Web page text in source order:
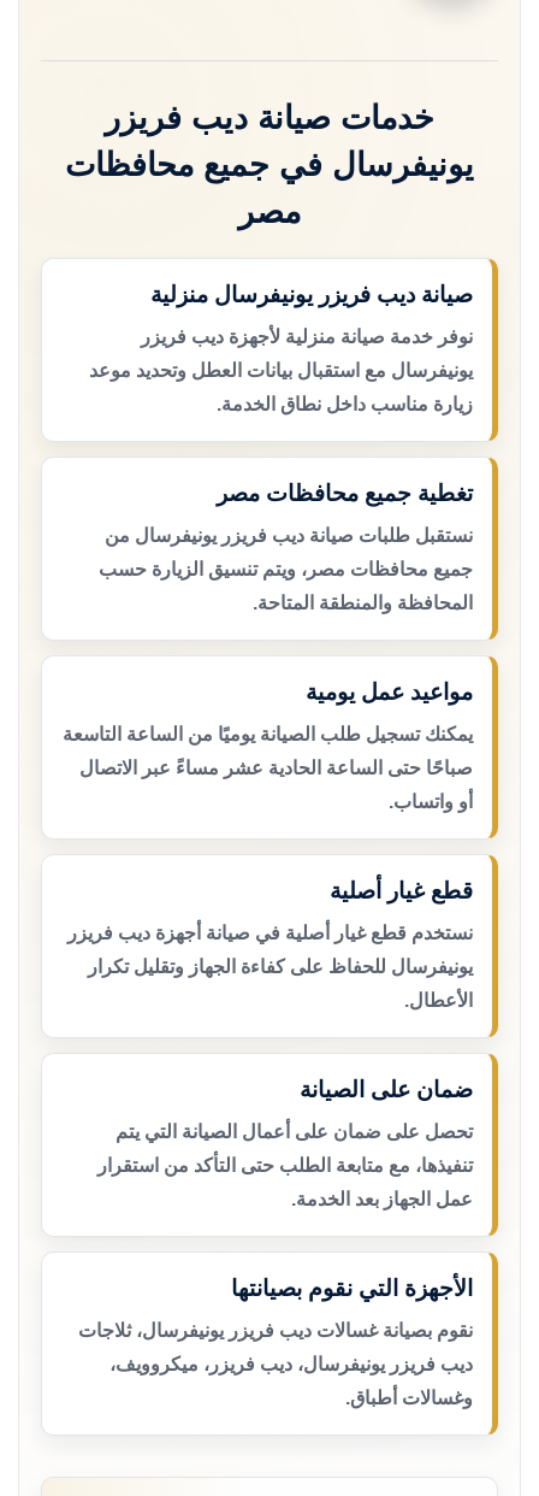
خدمات صيانة ديب فريزر
يونيفرسال في جميع محافظات
مصر
صيانة ديب فريزر يونيفرسال منزلية
نوفر خدمة صيانة منزلية لأجهزة ديب فريزر
يونيفرسال مع استقبال بيانات العطل وتحديد موعد
زيارة مناسب داخل نطاق الخدمة.
تغطية جميع محافظات مصر
نستقبل طلبات صيانة ديب فريزر يونيفرسال من
جميع محافظات مصر، ويتم تنسيق الزيارة حسب
المحافظة والمنطقة المتاحة.
مواعيد عمل يومية
يمكنك تسجيل طلب الصيانة يوميًا من الساعة التاسعة
صباحًا حتى الساعة الحادية عشر مساءً عبر الاتصال
أو واتساب.
قطع غيار أصلية
نستخدم قطع غيار أصلية في صيانة أجهزة ديب فريزر
يونيفرسال للحفاظ على كفاءة الجهاز وتقليل تكرار
الأعطال.
ضمان على الصيانة
تحصل على ضمان على أعمال الصيانة التي يتم
تنفيذها، مع متابعة الطلب حتى التأكد من استقرار
عمل الجهاز بعد الخدمة.
الأجهزة التي نقوم بصيانتها
نقوم بصيانة غسالات ديب فريزر يونيفرسال، ثلاجات
ديب فريزر يونيفرسال، ديب فريزر، ميكروويف،
وغسالات أطباق.